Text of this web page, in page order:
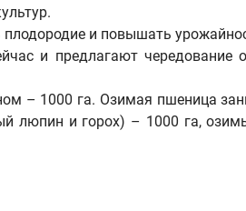
плодородие и повышать
и предлагают чередование
– 1000 га. Озимая пшеница
люпин и горох) – 1000 га,